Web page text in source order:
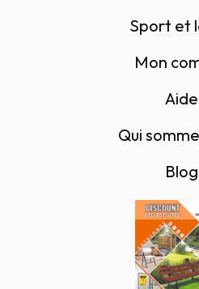
Sport et
Mon
Aide
Qui
Blog